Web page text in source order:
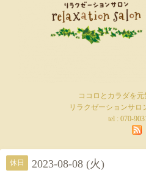
ココロとカラダを
リラクゼーションサロ
tel : 070-
休日 2023-08-08 (火)